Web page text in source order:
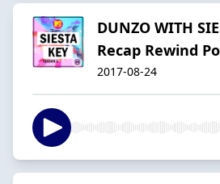
DUNZO WITH
Recap Rewind
2017-08-24